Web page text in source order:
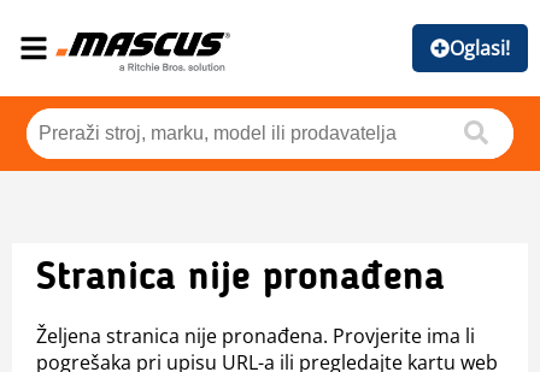
Oglasi!
Stranica nije pronađena
Željena stranica nije pronađena. Provjerite ima li
pogrešaka pri upisu URL-a ili pregledajte kartu web